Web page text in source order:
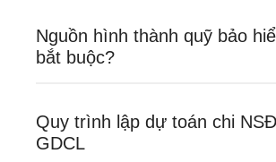
Nguồn hình thành quỹ bảo
bắt buộc?
Quy trình lập dự toán chi
GDCL